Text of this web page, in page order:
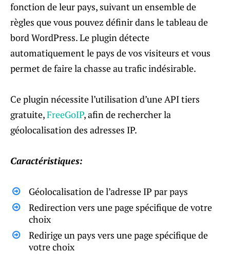
fonction de leur pays, suivant un ensemble de
règles que vous pouvez définir dans le tableau de
bord WordPress. Le plugin détecte
automatiquement le pays de vos visiteurs et vous
permet de faire la chasse au trafic indésirable.
Ce plugin nécessite l’utilisation d’une API tiers
gratuite,FreeGoIP, afin de rechercher la
géolocalisation des adresses IP.
Caractéristiques:
Géolocalisation de l’adresse IP par pays
Redirection vers une page spécifique de votre
choix
Redirige un pays vers une page spécifique de
votre choix